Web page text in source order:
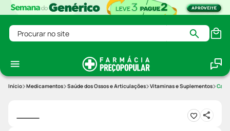
Procurar no site
Medicamentos Saúde dos Ossos e Articulações Vitaminas e Suplementos